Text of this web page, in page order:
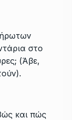
στο
(Άβε,
και πώς